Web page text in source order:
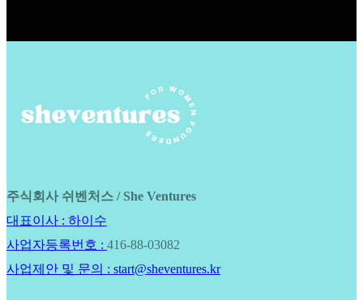
주식회사 쉬벤처스 / She Ventures
대표이사 : 하이수
사업자등록번호 : 416-88-03082
사업제안 및 문의 : start@sheventures.kr